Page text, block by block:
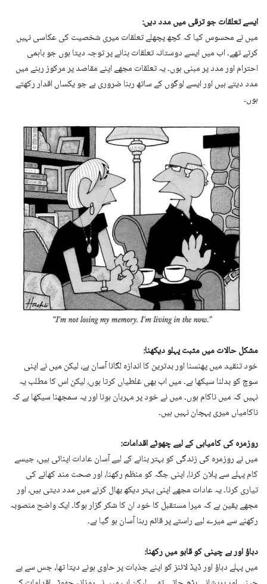
ایسے تعلقات جو ترقی میں مدد دیں:
میں نے محسوس کیا کہ کچھ پچھلے تعلقات میری شخصیت کی عکاسی نہیں
کرتے تھے۔ اب میں ایسے دوستانہ تعلقات بنانے پر توجہ دیتا ہوں جو باہمی
احترام اور مدد پر مبنی ہوں۔ یہ تعلقات مجھے اپنے مقاصد پر مرکوز رہنے میں
مدد دیتے ہیں اور ایسے لوگوں کے ساتھ رہنا ضروری ہے جو یکساں اقدار رکھتے
ہوں۔
مشکل حالات میں مثبت پہلو دیکھنا:
خود تنقید میں پھنسنا اور بدترین کا اندازہ لگانا آسان ہے، لیکن میں نے اپنی
سوچ کو بدلنا سیکھا ہے۔ میں اب بھی غلطیاں کرتا ہوں، لیکن اس کا مطلب یہ
نہیں کہ میں ناکام ہوں۔ میں نے خود پر مہربان ہونا اور یہ سمجھنا سیکھا ہے کہ
ناکامیاں میری پہچان نہیں ہیں۔
روزمرہ کی کامیابی کے لیے چھوٹے اقدامات:
میں نے روزمرہ کی زندگی کو بہتر بنانے کے لیے آسان عادات اپنائی ہیں، جیسے
کام پہلے سے پلان کرنا، اپنی جگہ کو منظم رکھنا، اور صحت مند کھانے کی
تیاری کرنا۔ یہ عادات مجھے اپنی بہتر دیکھ بھال کرنے میں مدد دیتی ہیں، اور
مجھے یقین ہے کہ میرا مستقبل کا خود ان کا شکر گزار ہوگا۔ ایک واضح منصوبہ
رکھنے سے میرے لیے راستے پر قائم رہنا آسان ہو گیا ہے۔
دباؤ اور بے چینی کو قابو میں رکھنا:
میں پہلے دباؤ اور ڈیڈ لائنز کو اپنے جذبات پر حاوی ہونے دیتا تھا، جس سے بے